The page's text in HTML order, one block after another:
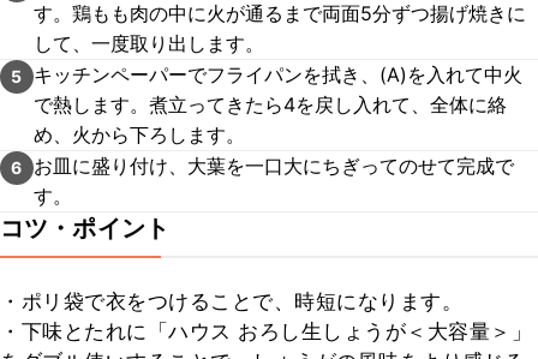
す。鶏もも肉の中に火が通るまで両面5分ずつ揚げ焼きに
して、一度取り出します。
5
キッチンペーパーでフライパンを拭き、(A)を入れて中火
で熱します。煮立ってきたら4を戻し入れて、全体に絡
め、火から下ろします。
6
お皿に盛り付け、大葉を一口大にちぎってのせて完成で
す。
コツ・ポイント
・ポリ袋で衣をつけることで、時短になります。
・下味とたれに「ハウス おろし生しょうが＜大容量＞」